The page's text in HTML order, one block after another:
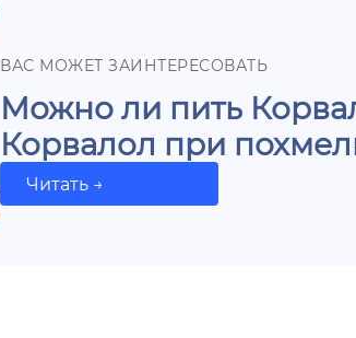
ВАС МОЖЕТ ЗАИНТЕРЕСОВАТЬ
Можно ли пить
Корвалол при
Читать →